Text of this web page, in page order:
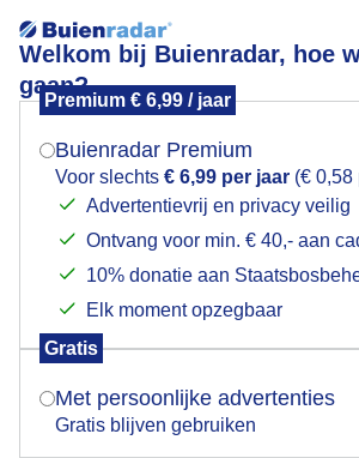
Welkom bij Buienradar, hoe
gaan?
Premium € 6,99 / jaar
Buienradar Premium
Voor slechts € 6,99 per jaar (€ 0,58
Advertentievrij en privacy veilig
Ontvang voor min. € 40,- aan
10% donatie aan
Elk moment opzegbaar
Gratis
Met persoonlijke advertenties
Gratis blijven gebruiken
grijs...bewolkt..en boven zee wat
worden..rond 3 uur
Mogen we je locatie
Indien je hier nog geen akkoord
verschijnt er zo een pop-up uit je
Is goed, toon de